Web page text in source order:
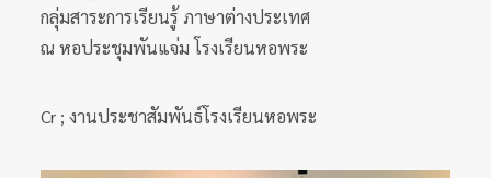
กลุ่มสาระการเรียนรู้ ภาษาต่างประเทศ
ณ หอประชุมพันแจ่ม โรงเรียนหอพระ
Cr ; งานประชาสัมพันธ์โรงเรียนหอพระ